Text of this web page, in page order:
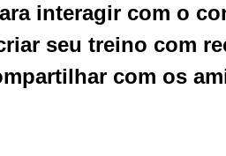
interagir com o
seu treino com
com os